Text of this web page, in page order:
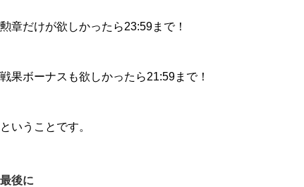
勲章だけが欲しかったら23:59まで！
戦果ボーナスも欲しかったら21:59まで！
ということです。
最後に